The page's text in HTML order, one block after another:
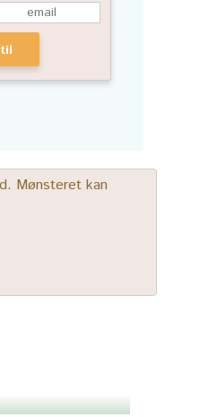
Mønsteret kan